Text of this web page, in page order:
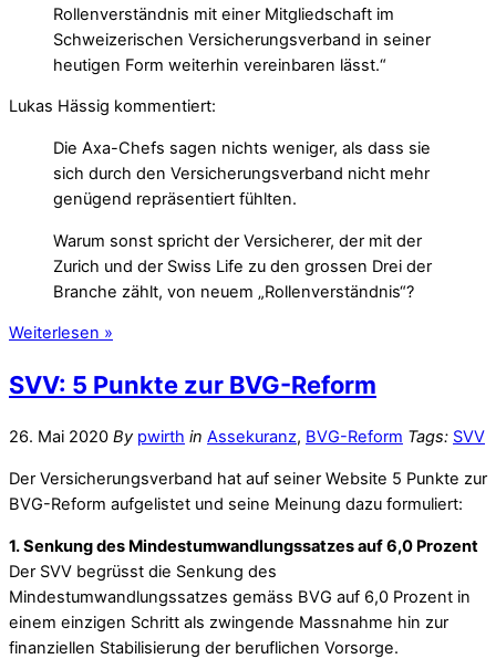
Rollenverständnis mit einer Mitgliedschaft im
Schweizerischen Versicherungsverband in seiner
heutigen Form weiterhin vereinbaren lässt.“
Lukas Hässig kommentiert:
Die Axa-Chefs sagen nichts weniger, als dass sie
sich durch den Versicherungsverband nicht mehr
genügend repräsentiert fühlten.
Warum sonst spricht der Versicherer, der mit der
Zurich und der Swiss Life zu den grossen Drei der
Branche zählt, von neuem „Rollenverständnis“?
Weiterlesen »
SVV: 5 Punkte zur BVG-Reform
26. Mai 2020 By pwirth in Assekuranz, BVG-Reform Tags: SVV
Der Versicherungsverband hat auf seiner Website 5 Punkte zur
BVG-Reform aufgelistet und seine Meinung dazu formuliert:
1. Senkung des Mindestumwandlungssatzes auf 6,0 Prozent
Der SVV begrüsst die Senkung des
Mindestumwandlungssatzes gemäss BVG auf 6,0 Prozent in
einem einzigen Schritt als zwingende Massnahme hin zur
finanziellen Stabilisierung der beruflichen Vorsorge.